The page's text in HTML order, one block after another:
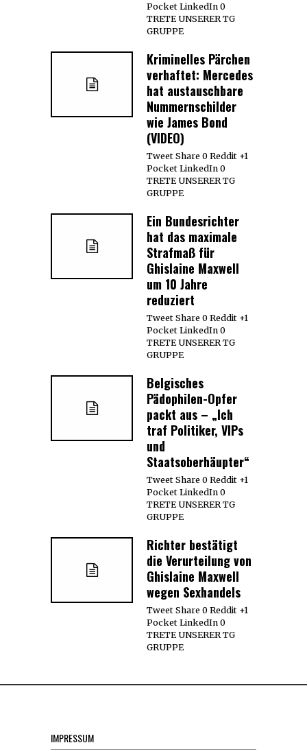
Pocket LinkedIn 0
TRETE UNSERER TG
GRUPPE
Kriminelles Pärchen
verhaftet: Mercedes
hat austauschbare
Nummernschilder
wie James Bond
(VIDEO)
Tweet Share 0 Reddit +1
Pocket LinkedIn 0
TRETE UNSERER TG
GRUPPE
Ein Bundesrichter
hat das maximale
Strafmaß für
Ghislaine Maxwell
um 10 Jahre
reduziert
Tweet Share 0 Reddit +1
Pocket LinkedIn 0
TRETE UNSERER TG
GRUPPE
Belgisches
Pädophilen-Opfer
packt aus – „Ich
traf Politiker, VIPs
und
Staatsoberhäupter“
Tweet Share 0 Reddit +1
Pocket LinkedIn 0
TRETE UNSERER TG
GRUPPE
Richter bestätigt
die Verurteilung von
Ghislaine Maxwell
wegen Sexhandels
Tweet Share 0 Reddit +1
Pocket LinkedIn 0
TRETE UNSERER TG
GRUPPE
IMPRESSUM